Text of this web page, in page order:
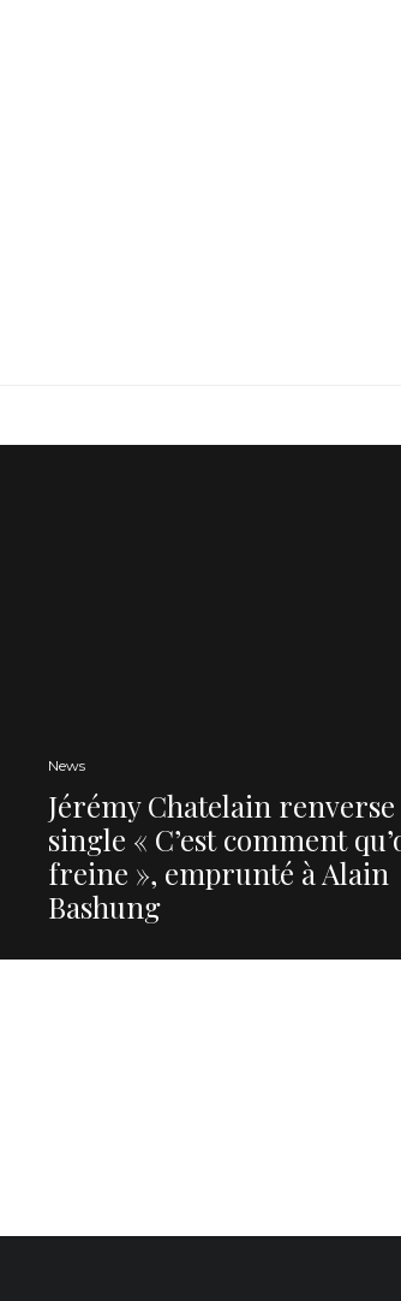
News
Jérémy Chatelain renverse
single « C’est comment
freine », emprunté à Alain
Bashung